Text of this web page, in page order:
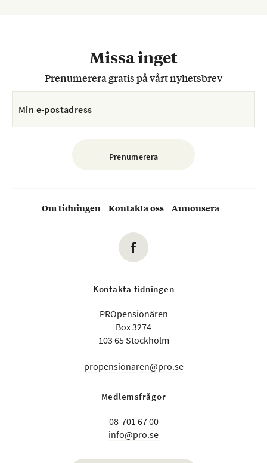
Missa inget
Prenumerera gratis på vårt nyhetsbrev
Om tidningen Kontakta oss Annonsera
Kontakta tidningen
PROpensionären
Box 3274
103 65 Stockholm
propensionaren@pro.se
Medlemsfrågor
08-701 67 00
info@pro.se